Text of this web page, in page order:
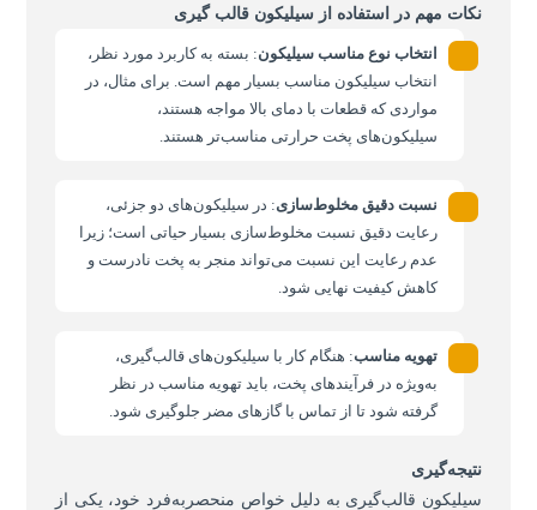
نکات مهم در استفاده از سیلیکون قالب گیری
انتخاب نوع مناسب سیلیکون: بسته به کاربرد مورد نظر،
انتخاب سیلیکون مناسب بسیار مهم است. برای مثال، در
مواردی که قطعات با دمای بالا مواجه هستند،
سیلیکون‌های پخت حرارتی مناسب‌تر هستند.
نسبت دقیق مخلوط‌سازی: در سیلیکون‌های دو جزئی،
رعایت دقیق نسبت مخلوط‌سازی بسیار حیاتی است؛ زیرا
عدم رعایت این نسبت می‌تواند منجر به پخت نادرست و
کاهش کیفیت نهایی شود.
تهویه مناسب: هنگام کار با سیلیکون‌های قالب‌گیری،
به‌ویژه در فرآیندهای پخت، باید تهویه مناسب در نظر
گرفته شود تا از تماس با گازهای مضر جلوگیری شود.
نتیجه‌گیری
سیلیکون قالب‌گیری به دلیل خواص منحصربه‌فرد خود، یکی از